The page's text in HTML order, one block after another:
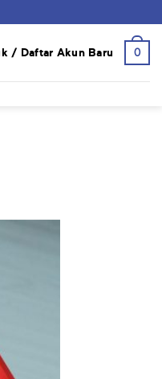
/ Daftar Akun Baru 0